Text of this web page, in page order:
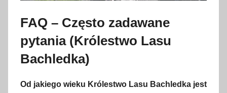
FAQ – Często zadawane
pytania (Królestwo Lasu
Bachledka)
Od jakiego wieku Królestwo Lasu Bachledka jest